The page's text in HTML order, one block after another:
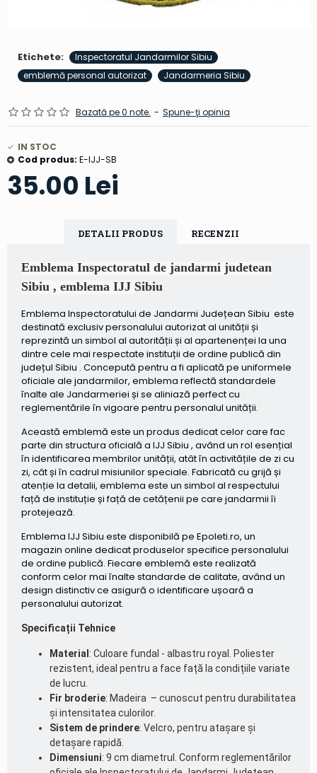
Etichete:
Inspectoratul Jandarmilor Sibiu
emblemă personal autorizat
Jandarmeria Sibiu
Bazată pe 0 note. - Spune-ţi opinia
35.00 Lei
IN STOC
Cod produs: E-IJJ-SB
DETALII PRODUS RECENZII
Emblema Inspectoratul de jandarmi judetean
Sibiu , emblema IJJ Sibiu
Emblema Inspectoratului de Jandarmi Județean Sibiu este
destinată exclusiv personalului autorizat al unității și
reprezintă un simbol al autorității și al apartenenței la una
dintre cele mai respectate instituții de ordine publică din
județul Sibiu . Concepută pentru a fi aplicată pe uniformele
oficiale ale jandarmilor, emblema reflectă standardele
înalte ale Jandarmeriei și se aliniază perfect cu
reglementările în vigoare pentru personalul unității.
Această emblemă este un produs dedicat celor care fac
parte din structura oficială a IJJ Sibiu , având un rol esențial
în identificarea membrilor unității, atât în activitățile de zi cu
zi, cât și în cadrul misiunilor speciale. Fabricată cu grijă și
atenție la detalii, emblema este un simbol al respectului
față de instituție și față de cetățenii pe care jandarmii îi
protejează.
Emblema IJJ Sibiu este disponibilă pe Epoleti.ro, un
magazin online dedicat produselor specifice personalului
de ordine publică. Fiecare emblemă este realizată
conform celor mai înalte standarde de calitate, având un
design distinctiv ce asigură o identificare ușoară a
personalului autorizat.
Specificații Tehnice
Material : Culoare fundal - albastru royal. Poliester
rezistent, ideal pentru a face față la condițiile variate
de lucru.
Fir broderie: Madeira – cunoscut pentru durabilitatea
și intensitatea culorilor.
Sistem de prindere: Velcro, pentru atașare și
detașare rapidă.
Dimensiuni: 9 cm diametrul. Conform reglementărilor